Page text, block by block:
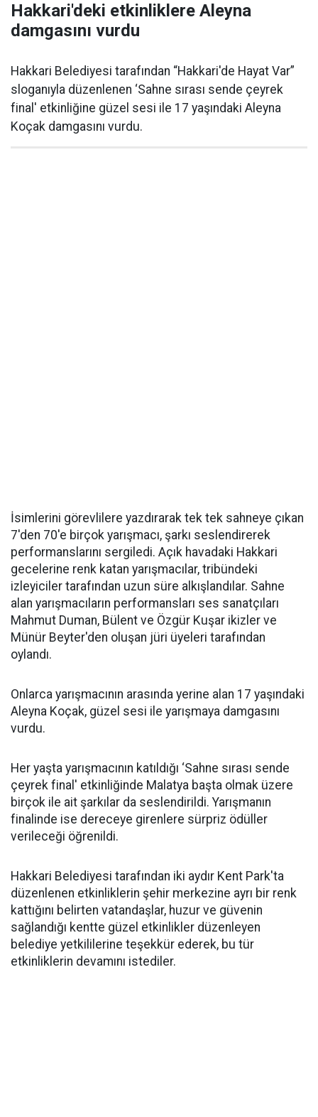
Hakkari'deki etkinliklere Aleyna
damgasını vurdu
Hakkari Belediyesi tarafından “Hakkari'de Hayat Var”
sloganıyla düzenlenen ‘Sahne sırası sende çeyrek
final' etkinliğine güzel sesi ile 17 yaşındaki Aleyna
Koçak damgasını vurdu.
İsimlerini görevlilere yazdırarak tek tek sahneye çıkan
7'den 70'e birçok yarışmacı, şarkı seslendirerek
performanslarını sergiledi. Açık havadaki Hakkari
gecelerine renk katan yarışmacılar, tribündeki
izleyiciler tarafından uzun süre alkışlandılar. Sahne
alan yarışmacıların performansları ses sanatçıları
Mahmut Duman, Bülent ve Özgür Kuşar ikizler ve
Münür Beyter'den oluşan jüri üyeleri tarafından
oylandı.
Onlarca yarışmacının arasında yerine alan 17 yaşındaki
Aleyna Koçak, güzel sesi ile yarışmaya damgasını
vurdu.
Her yaşta yarışmacının katıldığı ‘Sahne sırası sende
çeyrek final' etkinliğinde Malatya başta olmak üzere
birçok ile ait şarkılar da seslendirildi. Yarışmanın
finalinde ise dereceye girenlere sürpriz ödüller
verileceği öğrenildi.
Hakkari Belediyesi tarafından iki aydır Kent Park'ta
düzenlenen etkinliklerin şehir merkezine ayrı bir renk
kattığını belirten vatandaşlar, huzur ve güvenin
sağlandığı kentte güzel etkinlikler düzenleyen
belediye yetkililerine teşekkür ederek, bu tür
etkinliklerin devamını istediler.